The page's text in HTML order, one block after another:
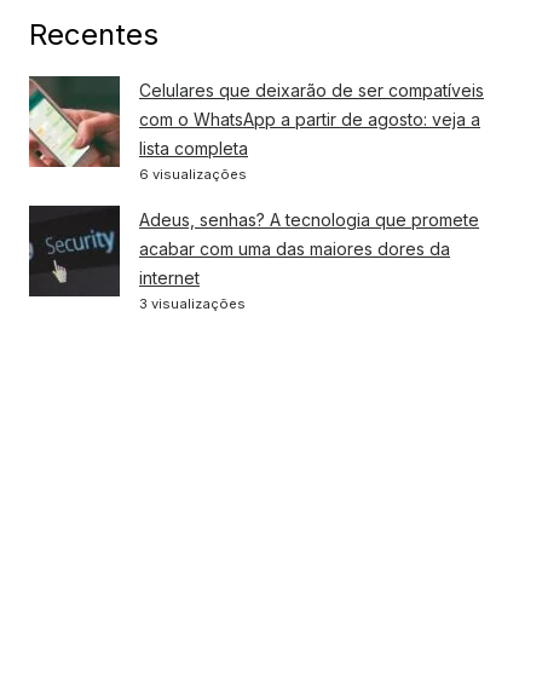
Recentes
Celulares que deixarão de ser compatíveis
com o WhatsApp a partir de agosto: veja a
lista completa
6 visualizações
Adeus, senhas? A tecnologia que promete
acabar com uma das maiores dores da
internet
3 visualizações